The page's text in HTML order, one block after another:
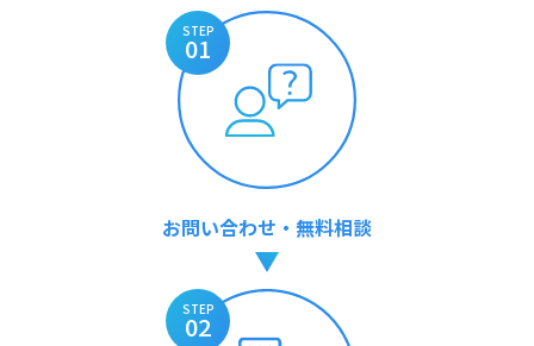
STEP
01
お問い合わせ・無料相談
STEP
02